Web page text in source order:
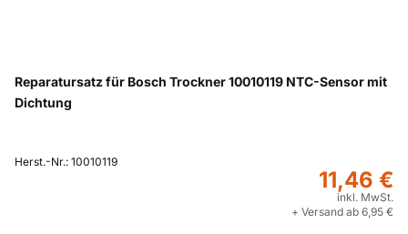
Reparatursatz für Bosch Trockner 10010119 NTC-Sensor mit
Dichtung
Herst.-Nr.: 10010119
11,46 €
inkl. MwSt.
+ Versand ab 6,95 €